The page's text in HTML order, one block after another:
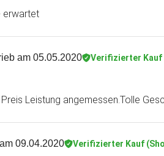
erwartet
am 05.05.2020 Verifizierter Kauf
Leistung angemessen.Tolle
09.04.2020 Verifizierter Kauf